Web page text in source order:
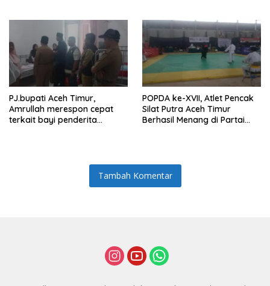
PJ.bupati Aceh Timur,
Amrullah merespon cepat
terkait bayi penderita
POPDA ke-XVII, Atlet Pencak
Silat Putra Aceh Timur
Berhasil Menang di Partai
Tambah Komentar